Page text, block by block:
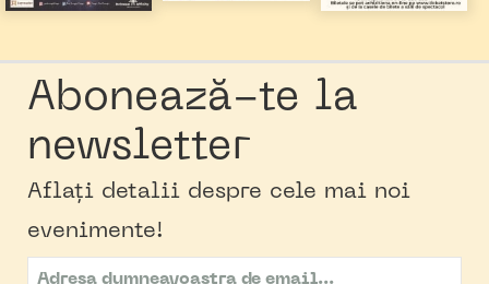
Abonează-te la
newsletter
Aflați detalii despre cele mai noi
evenimente!